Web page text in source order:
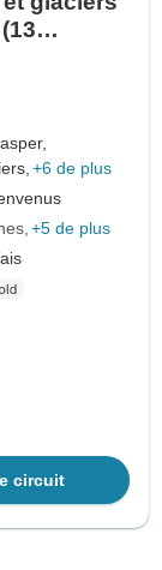
+6 de plus
+5 de plus
circuit